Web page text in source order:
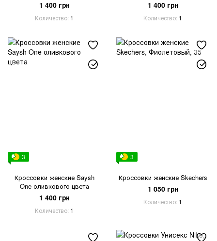
1 400 грн
Количество 1
цвета
1 400 грн
Количество 1
3
Кроссовки женские Saysh
One оливкового цвета
1 400 грн
Количество 1
3
Кроссовки женские Skechers
1 050 грн
Количество 1